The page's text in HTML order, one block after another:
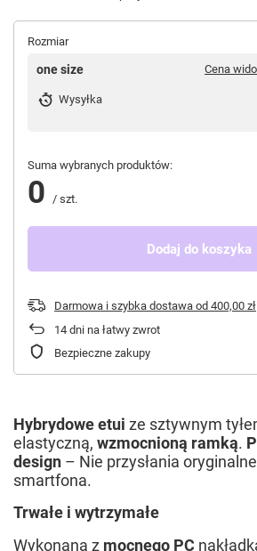
Rozmiar
one size Cena
Wysyłka
Suma wybranych produktów:
0 / szt.
Dodaj do koszyka
Darmowa i szybka dostawa od 400,00 zł
14 dni na łatwy zwrot
Bezpieczne zakupy
Hybrydowe etui ze sztywnym
elastyczną, wzmocnioną ramką.
design – Nie przysłania
smartfona.
Trwałe i wytrzymałe
Wykonana z mocnego PC